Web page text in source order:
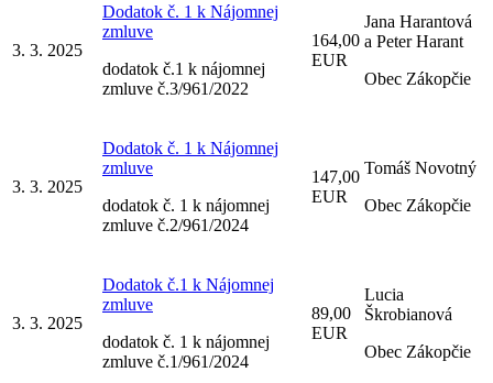
3. 3. 2025
Dodatok č. 1 k Nájomnej
zmluve
dodatok č.1 k nájomnej
zmluve č.3/961/2022
164,00
EUR
Jana Harantová
a Peter Harant
Obec Zákopčie
3. 3. 2025
Dodatok č. 1 k Nájomnej
zmluve
dodatok č. 1 k nájomnej
zmluve č.2/961/2024
147,00
EUR
Tomáš Novotný
Obec Zákopčie
3. 3. 2025
Dodatok č.1 k Nájomnej
zmluve
dodatok č. 1 k nájomnej
zmluve č.1/961/2024
89,00
EUR
Lucia
Škrobianová
Obec Zákopčie